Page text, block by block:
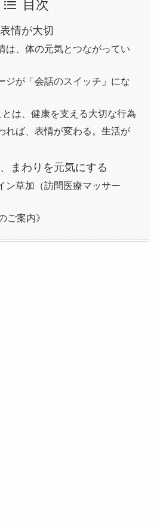
目次
情が大切
は、体の元気とつながってい
ジが「会話のスイッチ」にな
とは、健康を支える大切な行為
れば、表情が変わる。生活が
まわりを元気にする
ン草加（訪問医療マッサー
ご案内》